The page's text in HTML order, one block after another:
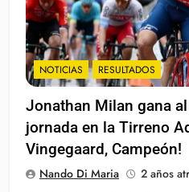
NOTICIAS RESULTADOS
Jonathan Milan gana
jornada en la Tirreno
Vingegaard, Campeón!
Nando Di Maria 2 años